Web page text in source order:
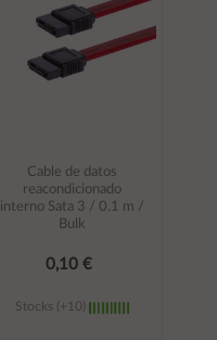
Cable de datos
reacondicionado
interno Sata 3 / 0.1 m /
Bulk
0,10 €
Stocks (+10)